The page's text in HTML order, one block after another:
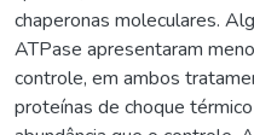
chaperonas moleculares.
ATPase apresentaram
controle, em ambos
proteínas de choque